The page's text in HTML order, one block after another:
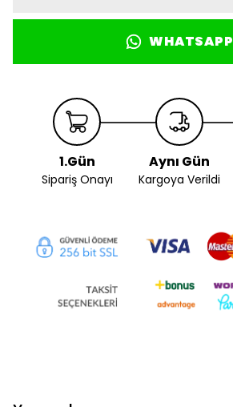
WHATSAPP
1.Gün
Sipariş Onayı
Aynı Gün
Kargoya Verildi